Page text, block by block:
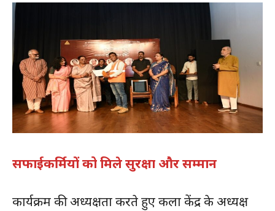
सफाईकर्मियों को मिले सुरक्षा और सम्मान
कार्यक्रम की अध्यक्षता करते हुए कला केंद्र के अध्यक्ष